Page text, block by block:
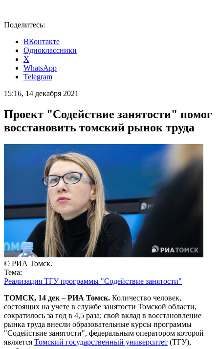
Поделитесь:
ВКонтакте
Одноклассники
X
WhatsApp
Telegram
15:16, 14 декабря 2021
Проект "Содействие занятости" помог
восстановить томский рынок труда
© РИА Томск.
Тема:
Реализация ТГУ программы "Содействие занятости"
ТОМСК, 14 дек – РИА Томск. Количество человек,
состоящих на учете в службе занятости Томской области,
сократилось за год в 4,5 раза; свой вклад в восстановление
рынка труда внесли образовательные курсы программы
"Содействие занятости", федеральным оператором которой
является Томский государственный университет (ТГУ),